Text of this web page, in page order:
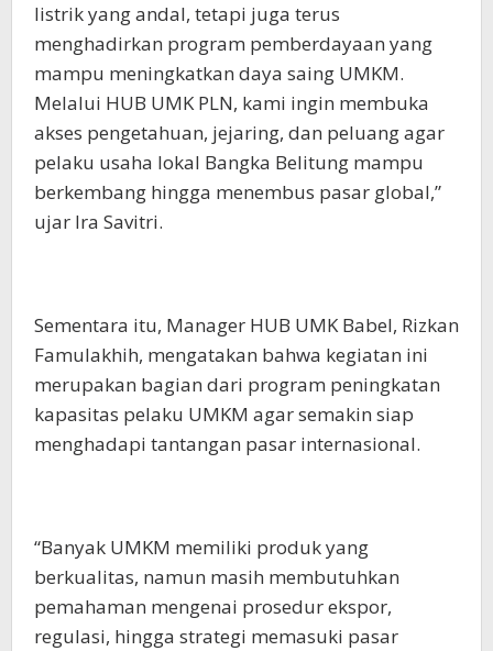
listrik yang andal, tetapi juga terus
menghadirkan program pemberdayaan yang
mampu meningkatkan daya saing UMKM.
Melalui HUB UMK PLN, kami ingin membuka
akses pengetahuan, jejaring, dan peluang agar
pelaku usaha lokal Bangka Belitung mampu
berkembang hingga menembus pasar global,”
ujar Ira Savitri.
Sementara itu, Manager HUB UMK Babel, Rizkan
Famulakhih, mengatakan bahwa kegiatan ini
merupakan bagian dari program peningkatan
kapasitas pelaku UMKM agar semakin siap
menghadapi tantangan pasar internasional.
“Banyak UMKM memiliki produk yang
berkualitas, namun masih membutuhkan
pemahaman mengenai prosedur ekspor,
regulasi, hingga strategi memasuki pasar